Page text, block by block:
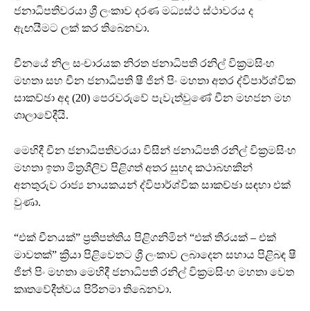
ජනාධිපතිවරයා ශ්‍රී ලංකාව දරණ මධ්‍යස්ථ ස්ථාවරය ද
ඇඟයීමට ලක් කර තිබෙනවා.
චීනයේ නිල සංචාරයක නිරත ජනාධිපති රනිල් වික්‍රමසිංහ
මහතා සහ චීන ජනාධිපති ෂී ජින් පිං මහතා අතර ද්විපාර්ශ්වික
සාකච්ඡා අද (20) පෙරවරුවේ පැවැත්වුණේ චීන මහජන මහ
ශාලාවේදීයි.
මෙහිදී චීන ජනාධිපතිවරයා විසින් ජනාධිපති රනිල් වික්‍රමසිංහ
මහතා ඉතා මිත්‍රශීලිව පිළිගත් අතර සුහද කථාබහකින්
අනතුරුව රාජ්‍ය නායකයන් ද්විපාර්ශ්වික සාකච්ඡා සඳහා එක්
වුණා.
“එක් චීනයක්” ප්‍රතිපත්තිය පිළිගනිමින් “එක් තීරයක් – එක්
මාවතක්” ක්‍රියා පිළිවෙතට ශ්‍රී ලංකාව ලබාදෙන සහාය පිළිබඳ ෂී
ජින් පිං මහතා මෙහිදී ජනාධිපති රනිල් වික්‍රමසිංහ මහතා වෙත
කෘතවේදීත්වය පිරිනමා තිබෙනවා.